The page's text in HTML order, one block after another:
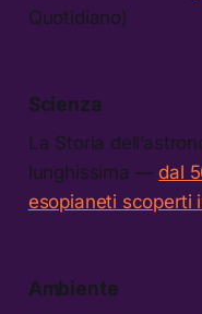
Quotidiano)
Scienza
La Storia
lunghissima — dal
esopianeti scoperti
Ambiente